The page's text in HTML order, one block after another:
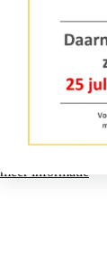
De stokkenboor
meer informatie